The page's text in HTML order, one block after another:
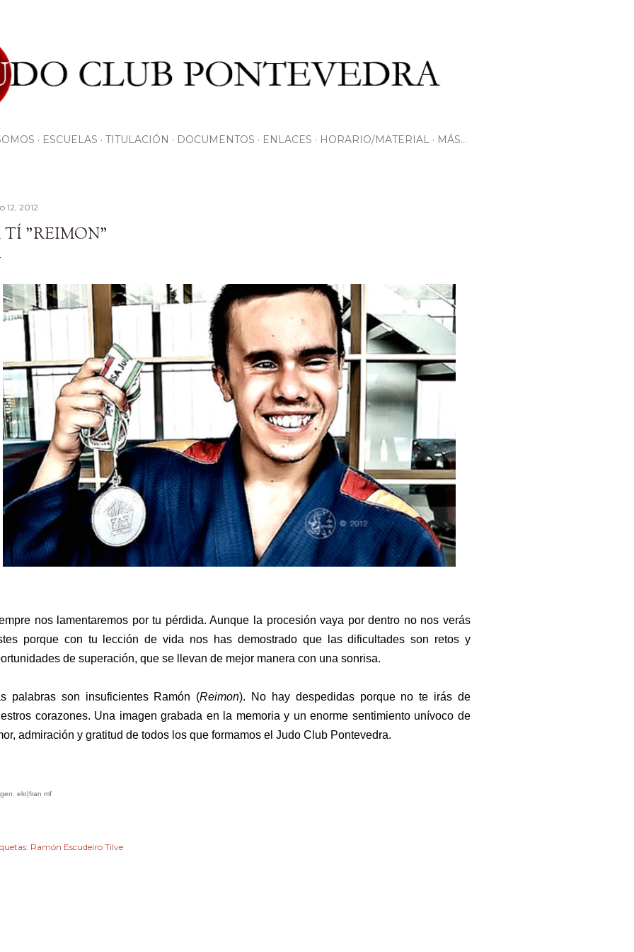
ESCUELAS TITULACIÓN DOCUMENTOS ENLACES HORARIO/MATERIAL MÁS…
12, 2012
TÍ "REIMON"
nos lamentaremos por tu pérdida. Aunque la procesión vaya por dentro no nos verás
porque con tu lección de vida nos has demostrado que las dificultades son retos y
de superación, que se llevan de mejor manera con una sonrisa.
palabras son insuficientes Ramón (Reimon). No hay despedidas porque no te irás de
corazones. Una imagen grabada en la memoria y un enorme sentimiento unívoco de
admiración y gratitud de todos los que formamos el Judo Club Pontevedra.
elo|fran mf
Ramón Escudeiro Tilve